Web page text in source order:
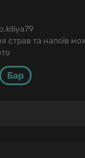
страв та напоїв
Бар